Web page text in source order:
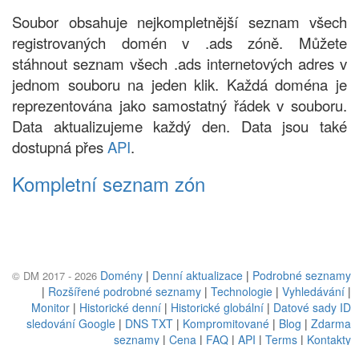
Soubor obsahuje nejkompletnější seznam všech
registrovaných domén v .ads zóně. Můžete
stáhnout seznam všech .ads internetových adres v
jednom souboru na jeden klik. Každá doména je
reprezentována jako samostatný řádek v souboru.
Data aktualizujeme každý den. Data jsou také
dostupná přesAPI.
Kompletní seznam zón
© DM 2017 - 2026 Domény | Denní aktualizace | Podrobné seznamy
| Rozšířené podrobné seznamy | Technologie | Vyhledávání |
Monitor | Historické denní | Historické globální | Datové sady ID
sledování Google | DNS TXT | Kompromitované | Blog | Zdarma
seznamy | Cena | FAQ | API | Terms | Kontakty